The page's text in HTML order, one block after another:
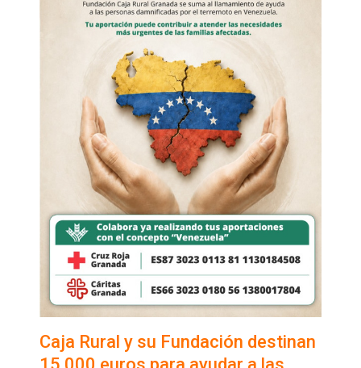
Caja Rural y su Fundación destinan